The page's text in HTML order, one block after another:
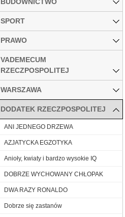
SPORT
PRAWO
VADEMECUM
RZECZPOSPOLITEJ
WARSZAWA
DODATEK RZECZPOSPOLITEJ
ANI JEDNEGO DRZEWA
AZJATYCKA EGZOTYKA
Anioły, kwiaty i bardzo wysokie IQ
DOBRZE WYCHOWANY CHŁOPAK
DWA RAZY RONALDO
Dobrze się zastanów